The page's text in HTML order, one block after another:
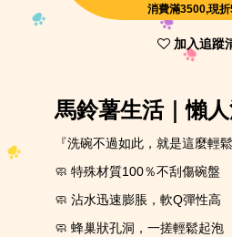
消費滿3500,現
加入追蹤
馬鈴薯生活｜懶
『洗碗不過如此，就是這麼輕鬆
🧼 特殊材質100％不刮傷碗盤
🧼 沾水迅速膨脹，軟Q彈性高
🧼 蜂巢狀孔洞，一搓輕鬆起泡